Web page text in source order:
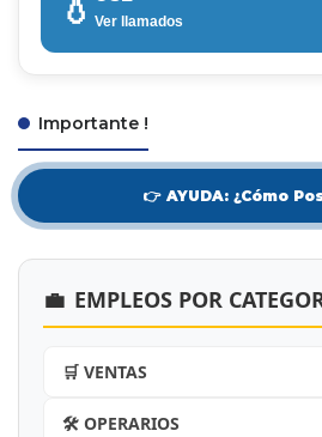
💧 Ver llamados
Importante !
👉 AYUDA: ¿Cómo
💼 EMPLEOS POR
🛒 VENTAS
🛠️ OPERARIOS